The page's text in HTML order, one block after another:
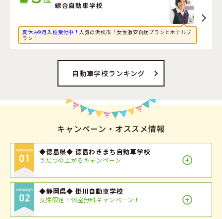
綜合自動車学校
夏休み9月入校受付中！ 人気の浜松市！女性激安自炊プランとホテルプ
ラン！
自動車学校ランキング
キャンペーン・オススメ情報
◆徳島県◆ 徳島わきまち自動車学校
うだつの上がるキャンペーン
◆静岡県◆ 掛川自動車学校
女性限定！個室無料キャンペーン！